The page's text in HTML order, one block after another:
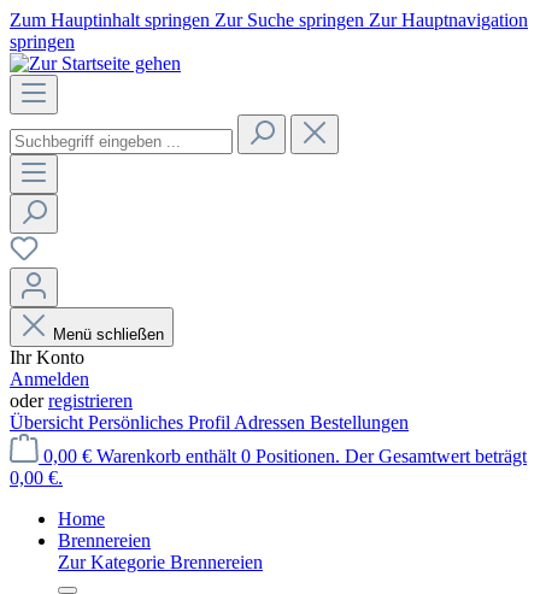
Zum Hauptinhalt springen Zur Suche springen Zur Hauptnavigation
springen
Menü schließen
Ihr Konto
Anmelden
oderregistrieren
Übersicht Persönliches Profil Adressen Bestellungen
0,00 € Warenkorb enthält 0 Positionen. Der Gesamtwert beträgt
0,00 €.
Home
Brennereien
Zur Kategorie Brennereien